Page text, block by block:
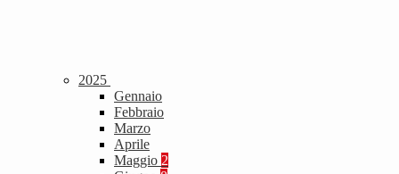
2025
Gennaio
Febbraio
Marzo
Aprile
Maggio 2